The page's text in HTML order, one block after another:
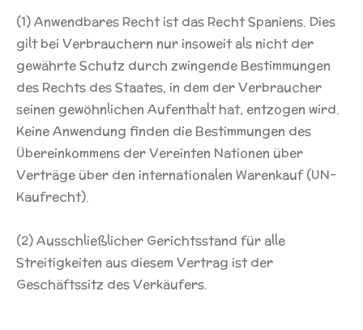
(1) Anwendbares Recht ist das Recht Spaniens. Dies
gilt bei Verbrauchern nur insoweit als nicht der
gewährte Schutz durch zwingende Bestimmungen
des Rechts des Staates, in dem der Verbraucher
seinen gewöhnlichen Aufenthalt hat, entzogen wird.
Keine Anwendung finden die Bestimmungen des
Übereinkommens der Vereinten Nationen über
Verträge über den internationalen Warenkauf (UN-
Kaufrecht).
(2) Ausschließlicher Gerichtsstand für alle
Streitigkeiten aus diesem Vertrag ist der
Geschäftssitz des Verkäufers.